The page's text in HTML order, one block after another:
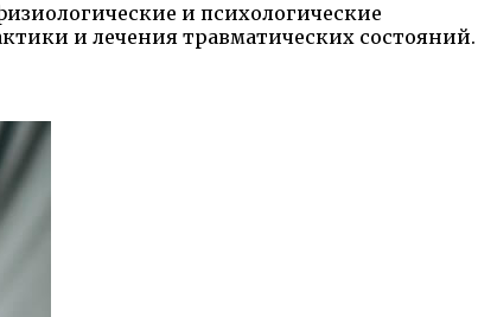
и психологические
и лечения травматических состояний.